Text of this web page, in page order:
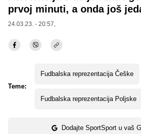
prvoj minuti, a onda još
24.03.23. - 20:57,
Teme:
Fudbalska reprezentacija Češke
Fudbalska reprezentacija Poljske
Dodajte SportSport u vaš